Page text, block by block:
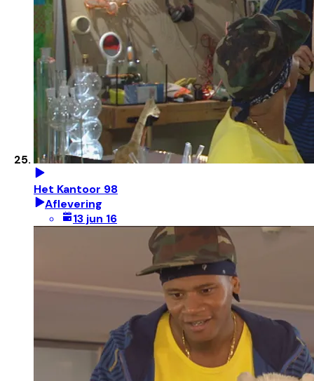
Het Kantoor 98
Aflevering
13 jun 16